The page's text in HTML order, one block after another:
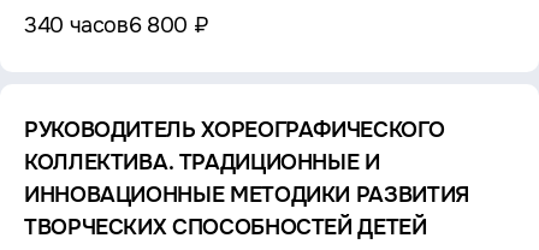
340 часов6 800 ₽
РУКОВОДИТЕЛЬ ХОРЕОГРАФИЧЕСКОГО
КОЛЛЕКТИВА. ТРАДИЦИОННЫЕ И
ИННОВАЦИОННЫЕ МЕТОДИКИ РАЗВИТИЯ
ТВОРЧЕСКИХ СПОСОБНОСТЕЙ ДЕТЕЙ